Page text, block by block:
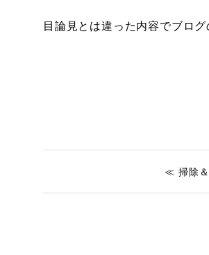
目論見とは違った内容でブロ
≪ 掃除＆